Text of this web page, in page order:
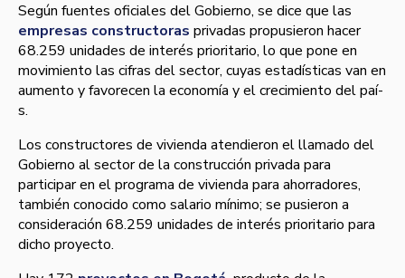
Según fuentes oficiales del Gobierno, se dice que las
empresas constructoras privadas propusieron hacer
68.259 unidades de interés prioritario, lo que pone en
movimiento las cifras del sector, cuyas estadí­sticas van en
aumento y favorecen la economí­a y el crecimiento del paí­
s.
Los constructores de vivienda atendieron el llamado del
Gobierno al sector de la construcción privada para
participar en el programa de vivienda para ahorradores,
también conocido como salario mí­nimo; se pusieron a
consideración 68.259 unidades de interés prioritario para
dicho proyecto.